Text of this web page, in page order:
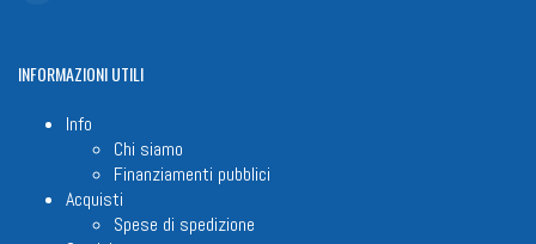
INFORMAZIONIUTILI
Info
Chi siamo
Finanziamenti pubblici
Acquisti
Spese di spedizione